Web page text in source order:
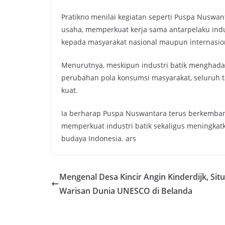
Pratikno menilai kegiatan seperti Puspa
usaha, memperkuat kerja sama antarpelaku
kepada masyarakat nasional maupun
Menurutnya, meskipun industri batik
perubahan pola konsumsi masyarakat,
kuat.
Ia berharap Puspa Nuswantara terus
memperkuat industri batik sekaligus
budaya Indonesia. ars
Mengenal Desa Kincir Angin Kinderdijk,
Warisan Dunia UNESCO di Belanda